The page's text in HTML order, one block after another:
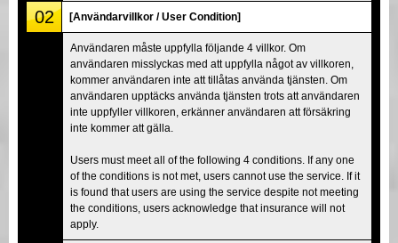
02 [Användarvillkor / User Condition]
Användaren måste uppfylla följande 4 villkor. Om
användaren misslyckas med att uppfylla något av villkoren,
kommer användaren inte att tillåtas använda tjänsten. Om
användaren upptäcks använda tjänsten trots att användaren
inte uppfyller villkoren, erkänner användaren att försäkring
inte kommer att gälla.
Users must meet all of the following 4 conditions. If any one
of the conditions is not met, users cannot use the service. If it
is found that users are using the service despite not meeting
the conditions, users acknowledge that insurance will not
apply.